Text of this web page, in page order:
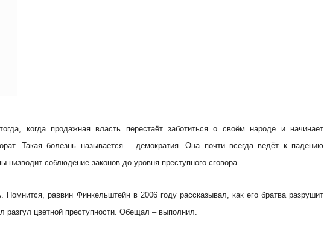
когда продажная власть перестаёт заботиться о своём народе и начинает
Такая болезнь называется – демократия. Она почти всегда ведёт к падению
низводит соблюдение законов до уровня преступного сговора.
раввин Финкельштейн в 2006 году рассказывал, как его братва разрушит
цветной преступности. Обещал – выполнил.